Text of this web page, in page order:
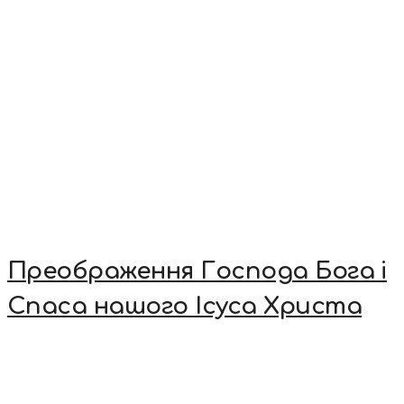
Преображення Господа Бога і
Спаса нашого Ісуса Христа